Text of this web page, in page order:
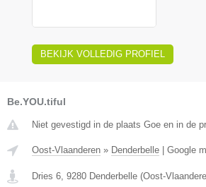
BEKIJK VOLLEDIG PROFIEL
Be.YOU.tiful
Niet gevestigd in de plaats Goe en in de
Oost-Vlaanderen » Denderbelle Google
Dries 6, 9280 Denderbelle (Oost-